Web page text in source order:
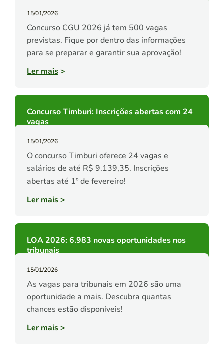
15/01/2026
Concurso CGU 2026 já tem 500 vagas
previstas. Fique por dentro das informações
para se preparar e garantir sua aprovação!
Ler mais>
Concurso Timburi: Inscrições abertas com 24
vagas
15/01/2026
O concurso Timburi oferece 24 vagas e
salários de até R$ 9.139,35. Inscrições
abertas até 1º de fevereiro!
Ler mais>
LOA 2026: 6.983 novas oportunidades nos
tribunais
15/01/2026
As vagas para tribunais em 2026 são uma
oportunidade a mais. Descubra quantas
chances estão disponíveis!
Ler mais>